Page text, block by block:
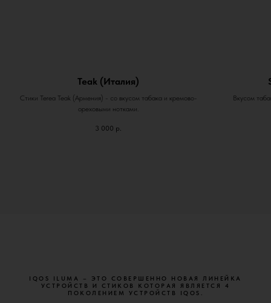
Teak (Италия)
Стики Terea Teak (Армения) - со вкусом табака и кремово-
ореховыми нотками.
3 000 р.
Вкусом
IQOS ILUMA – ЭТО СОВЕРШЕННО НОВАЯ ЛИНЕЙКА
УСТРОЙСТВ И СТИКОВ КОТОРАЯ ЯВЛЯЕТСЯ 4
ПОКОЛЕНИЕМ УСТРОЙСТВ IQOS.